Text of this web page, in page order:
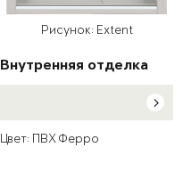
Рисунок: Extent
Внутренняя отделка
Цвет: ПВХ Ферро